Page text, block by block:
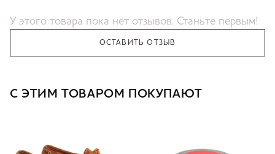
У этого товара пока нет отзывов. Станьте первым!
ОСТАВИТЬ ОТЗЫВ
С ЭТИМ ТОВАРОМ ПОКУПАЮТ